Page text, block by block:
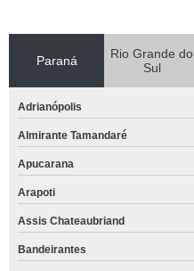
Paraná
Rio Grande do
Sul
Adrianópolis
Almirante Tamandaré
Apucarana
Arapoti
Assis Chateaubriand
Bandeirantes